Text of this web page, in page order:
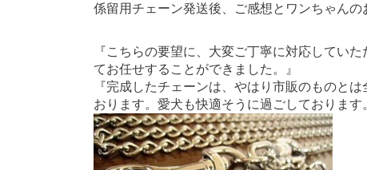
係留用チェーン発送後、ご感想とワンちゃんの
『こちらの要望に、大変ご丁寧に対応してい
てお任せすることができました。』
『完成したチェーンは、やはり市販のものと
おります。愛犬も快適そうに過ごしております